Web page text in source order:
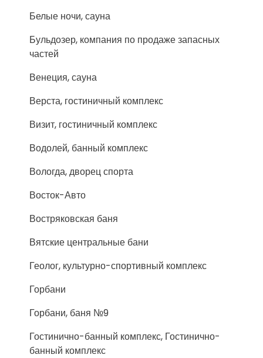
Белые ночи, сауна
Бульдозер, компания по продаже запасных
частей
Венеция, сауна
Верста, гостиничный комплекс
Визит, гостиничный комплекс
Водолей, банный комплекс
Вологда, дворец спорта
Восток-Авто
Востряковская баня
Вятские центральные бани
Геолог, культурно-спортивный комплекс
Горбани
Горбани, баня №9
Гостинично-банный комплекс, Гостинично-
банный комплекс